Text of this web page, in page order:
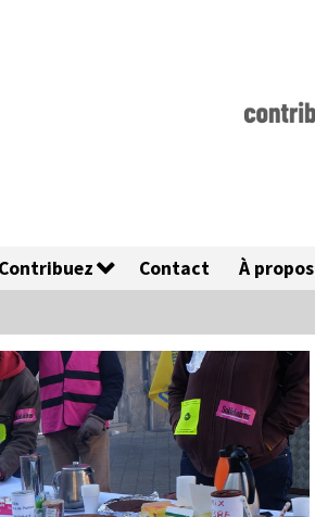
Contribuez Contact À propos